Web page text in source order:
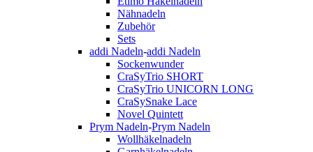
Nähnadeln
Zubehör
Sets
addi Nadeln-addi Nadeln
Sockenwunder
CraSyTrio SHORT
CraSyTrio UNICORN LONG
CraSySnake Lace
Novel Quintett
Prym Nadeln-Prym Nadeln
Wollhäkelnadeln